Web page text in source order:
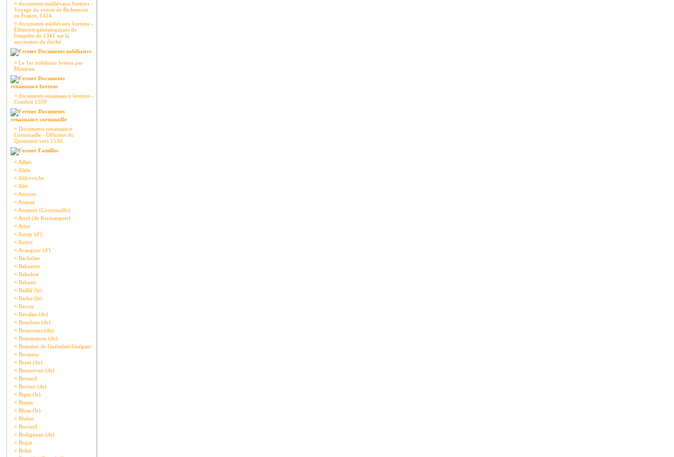
¤ documents médiévaux bretons -
Voyage du comte de Richemont
en France, 1424.
¤ documents médiévaux bretons -
Éléments généalogiques de
l'enquête de 1341 sur la
succession du duché
Documents nobiliaires
¤ Le 1er nobiliaire breton par
Missirien
Documents
renaissance bretons
¤ documents renaissance bretons -
Combrit 1559
Documents
renaissance cornouaille
¤ Documents renaissance
Cornouaille - Officiers du
Quemenet vers 1530.
Familles
¤ Adam
¤ Alain
¤ Aldroviche
¤ Alet
¤ Amezre
¤ Anseau
¤ Ansquer (Cornouaille)
¤ Arrel (de Kermarquer)
¤ Artur
¤ Auray (d')
¤ Autret
¤ Avaugour (d')
¤ Bachelier
¤ Bahuezre
¤ Bahulost
¤ Bahuno
¤ Baillif (le)
¤ Barbu (le)
¤ Barray
¤ Bavalan (de)
¤ Beaubois (de)
¤ Beaucours (de)
¤ Beaumanoir (de)
¤ Beaumer de Guéméné-Guégant
¤ Becmeur
¤ Beisit (du)
¤ Bennerven (de)
¤ Bernard
¤ Berrien (de)
¤ Bigot (le)
¤ Bizien
¤ Bloas (le)
¤ Blohio
¤ Bocozel
¤ Bodigneau (de)
¤ Bogar
¤ Bohic